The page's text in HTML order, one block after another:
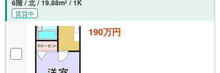
6階 / 北 / 19.88m2 / 1K
賃貸中
190万円